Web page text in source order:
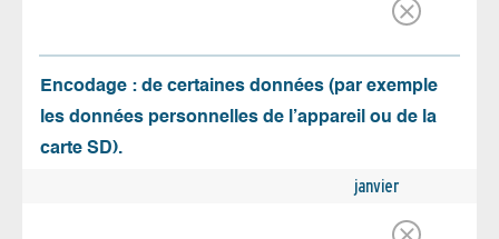
Encodage : de certaines données (par exemple
les données personnelles de l’appareil ou de la
carte SD).
janvier